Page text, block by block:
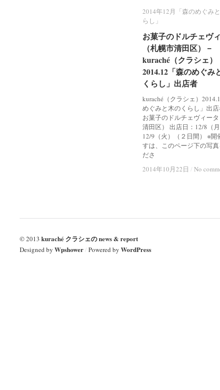
2014年12月「森のめぐみ
らし」
お菓子のドルチェヴ
（札幌市清田区）－
kuraché（クラシェ）
2014.12「森のめぐみ
くらし」出店者
kuraché（クラシェ）
めぐみと木のくらし」出
お菓子のドルチェヴィー
清田区） 出店日：12/8（
12/9（火）（２日間） ※開
すは、このページ下の写
ださ
2014年10月22日 / No
2014年12月「森のめぐみ
らし」
お菓子のドルチェヴ
（札幌市清田区）－
kuraché（クラシェ）
2014.12「森のめぐみ
くらし」出店者
2014年10月22日 / No
© 2013 kuraché クラシェの news & report
Designed by Wpshower/ Powered by WordPress